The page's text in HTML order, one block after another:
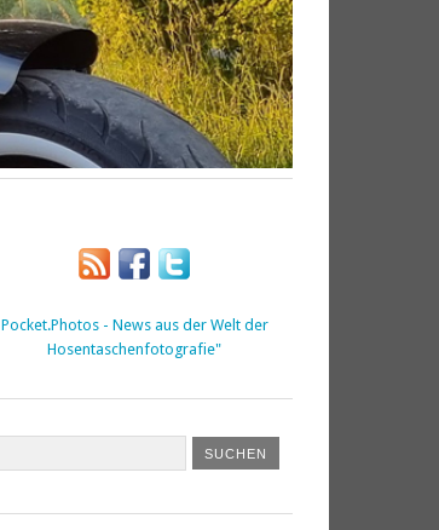
Pocket.Photos - News aus der Welt der
Hosentaschenfotografie"